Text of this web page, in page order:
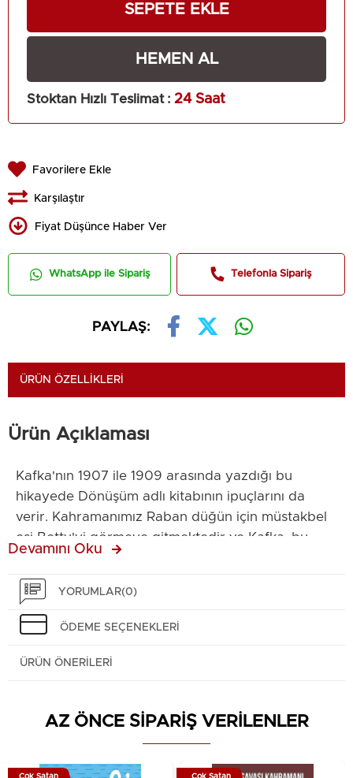
Stoktan Hızlı Teslimat : 24 Saat
Favorilere Ekle
Karşılaştır
Fiyat Düşünce Haber Ver
WhatsApp ile Sipariş Telefonla Sipariş
PAYLAŞ:
ÜRÜN ÖZELLIKLERI
Ürün Açıklaması
Kafka'nın 1907 ile 1909 arasında yazdığı bu
hikayede Dönüşüm adlı kitabının ipuçlarını da
verir. Kahramanımız Raban düğün için müstakbel
eşi Betty'yi görmeye gitmektedir ve Kafka, bu
yolculuğu iki farklı şekilde anlatır. ''Taşrada Düğün
Hazırlıkları" hikayesinin bazı sayfaları eksiktir.
Söylenceye göre Max Brod, Kafka'nın vasiyetini
yerine getirmek isteği ile Kafka'nın yazılarını
kağıtları kurtarır lakin bazı sayfaları yanmıştır. Bu
Baskı Tarihi: 24.02.2023
Devamını Oku
YORUMLAR(0)
ÖDEME SEÇENEKLERI
ÜRÜN ÖNERILERI
AZ ÖNCE SİPARİŞ VERİLENLER
Çok Satan Çok Satan